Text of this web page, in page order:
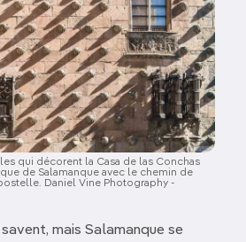
qui décorent la Casa de las Conchas
de Salamanque avec le chemin de
Daniel Vine Photography -
mais Salamanque se